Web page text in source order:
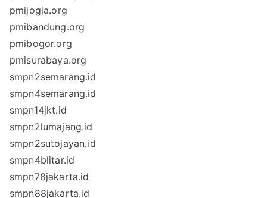
pmijogja.org
pmibandung.org
pmibogor.org
pmisurabaya.org
smpn2semarang.id
smpn4semarang.id
smpn14jkt.id
smpn2lumajang.id
smpn2sutojayan.id
smpn4blitar.id
smpn78jakarta.id
smpn88jakarta.id